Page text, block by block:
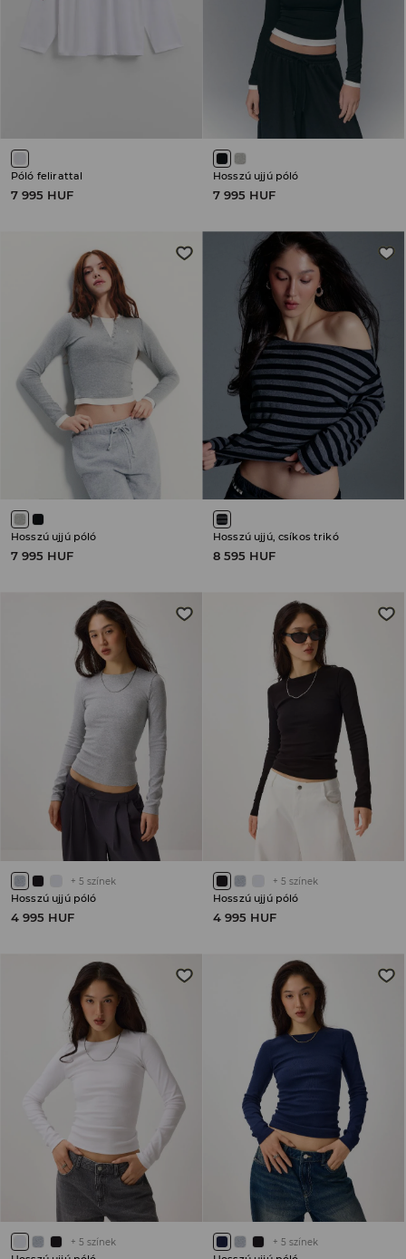
Póló felirattal
7 995 HUF
Hosszú ujjú póló
7 995 HUF
Hosszú ujjú póló
7 995 HUF
Hosszú ujjú, csíkos trikó
8 595 HUF
+ 5 színek
Hosszú ujjú póló
4 995 HUF
+ 5 színek
Hosszú ujjú póló
4 995 HUF
+ 5 színek + 5 színek